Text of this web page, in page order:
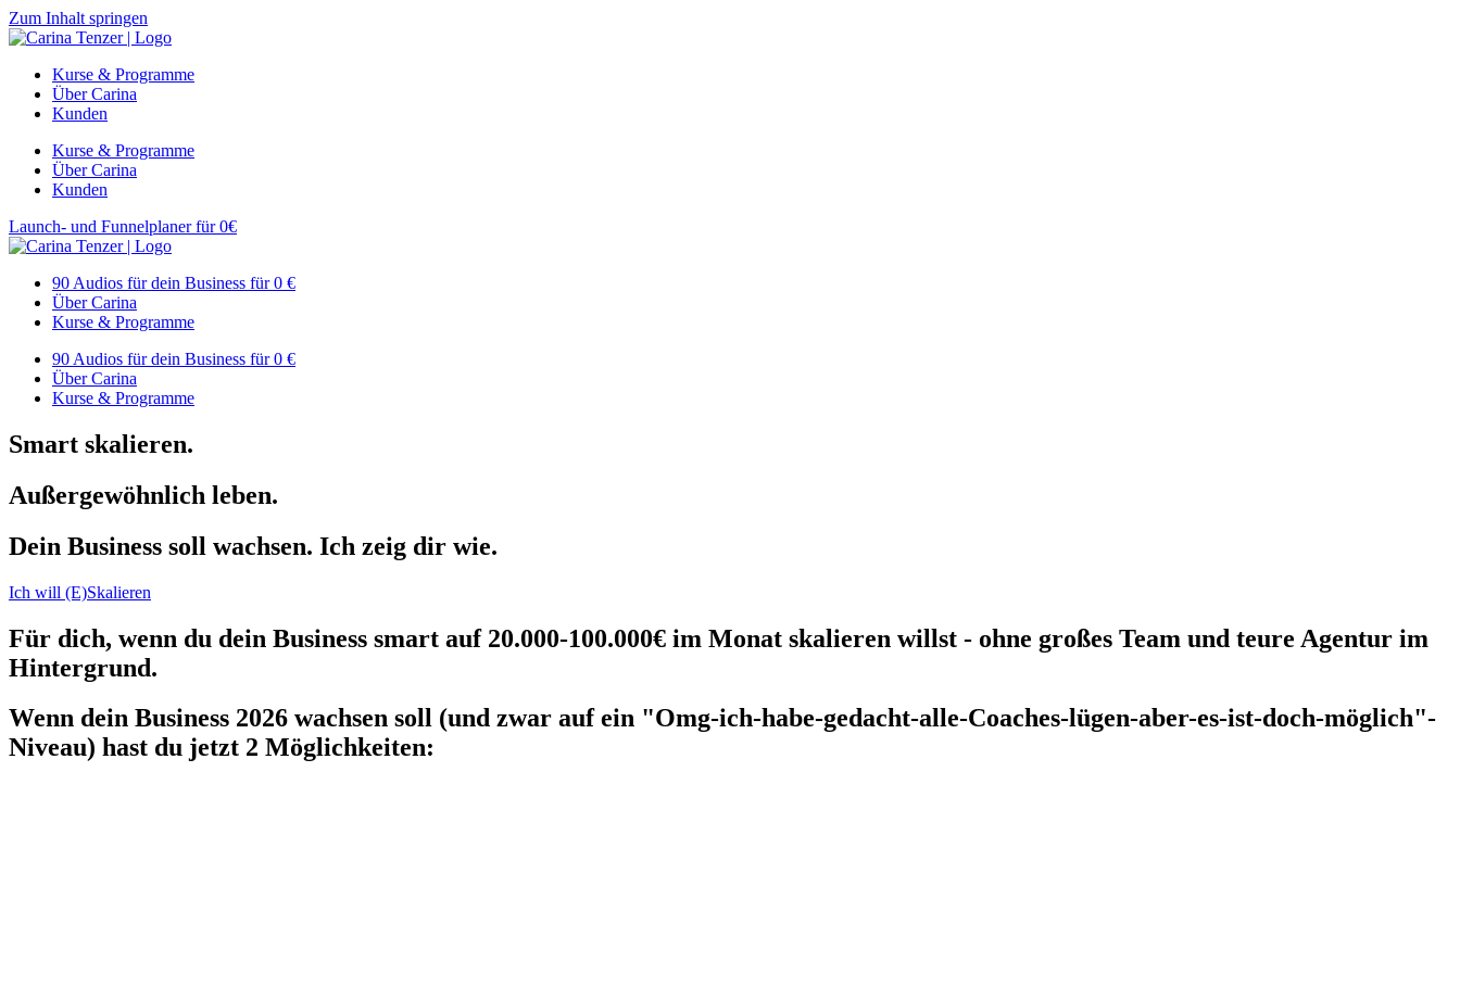
Zum Inhalt springen
Kurse & Programme
Über Carina
Kunden
Kurse & Programme
Über Carina
Kunden
Launch- und Funnelplaner für 0€
90 Audios für dein Business für 0 €
Über Carina
Kurse & Programme
90 Audios für dein Business für 0 €
Über Carina
Kurse & Programme
Smart skalieren.
Außergewöhnlich leben.
Dein Business soll wachsen. Ich zeig dir wie.
Ich will (E)Skalieren
Für dich, wenn du dein Business smart auf 20.000-100.000€ im Monat skalieren willst - ohne großes Team und teure Agentur im
Hintergrund.
Wenn dein Business 2026 wachsen soll (und zwar auf ein "Omg-ich-habe-gedacht-alle-Coaches-lügen-aber-es-ist-doch-möglich"-
Niveau) hast du jetzt 2 Möglichkeiten: